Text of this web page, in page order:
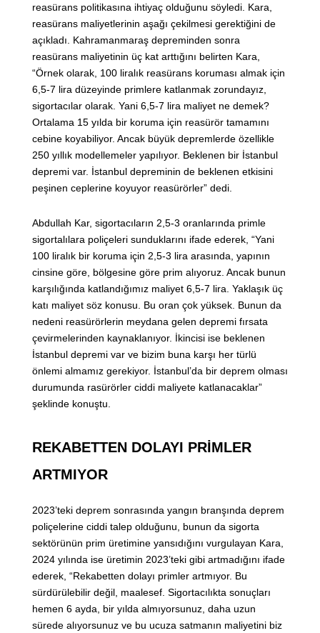
reasürans politikasına ihtiyaç olduğunu söyledi. Kara,
reasürans maliyetlerinin aşağı çekilmesi gerektiğini de
açıkladı. Kahramanmaraş depreminden sonra
reasürans maliyetinin üç kat arttığını belirten Kara,
“Örnek olarak, 100 liralık reasürans koruması almak için
6,5-7 lira düzeyinde primlere katlanmak zorundayız,
sigortacılar olarak. Yani 6,5-7 lira maliyet ne demek?
Ortalama 15 yılda bir koruma için reasürör tamamını
cebine koyabiliyor. Ancak büyük depremlerde özellikle
250 yıllık modellemeler yapılıyor. Beklenen bir İstanbul
depremi var. İstanbul depreminin de beklenen etkisini
peşinen ceplerine koyuyor reasürörler” dedi.
Abdullah Kar, sigortacıların 2,5-3 oranlarında primle
sigortalılara poliçeleri sunduklarını ifade ederek, “Yani
100 liralık bir koruma için 2,5-3 lira arasında, yapının
cinsine göre, bölgesine göre prim alıyoruz. Ancak bunun
karşılığında katlandığımız maliyet 6,5-7 lira. Yaklaşık üç
katı maliyet söz konusu. Bu oran çok yüksek. Bunun da
nedeni reasürörlerin meydana gelen depremi fırsata
çevirmelerinden kaynaklanıyor. İkincisi ise beklenen
İstanbul depremi var ve bizim buna karşı her türlü
önlemi almamız gerekiyor. İstanbul’da bir deprem olması
durumunda rasürörler ciddi maliyete katlanacaklar”
şeklinde konuştu.
REKABETTEN DOLAYI PRİMLER
ARTMIYOR
2023’teki deprem sonrasında yangın branşında deprem
poliçelerine ciddi talep olduğunu, bunun da sigorta
sektörünün prim üretimine yansıdığını vurgulayan Kara,
2024 yılında ise üretimin 2023’teki gibi artmadığını ifade
ederek, “Rekabetten dolayı primler artmıyor. Bu
sürdürülebilir değil, maalesef. Sigortacılıkta sonuçları
hemen 6 ayda, bir yılda almıyorsunuz, daha uzun
sürede alıyorsunuz ve bu ucuza satmanın maliyetini biz